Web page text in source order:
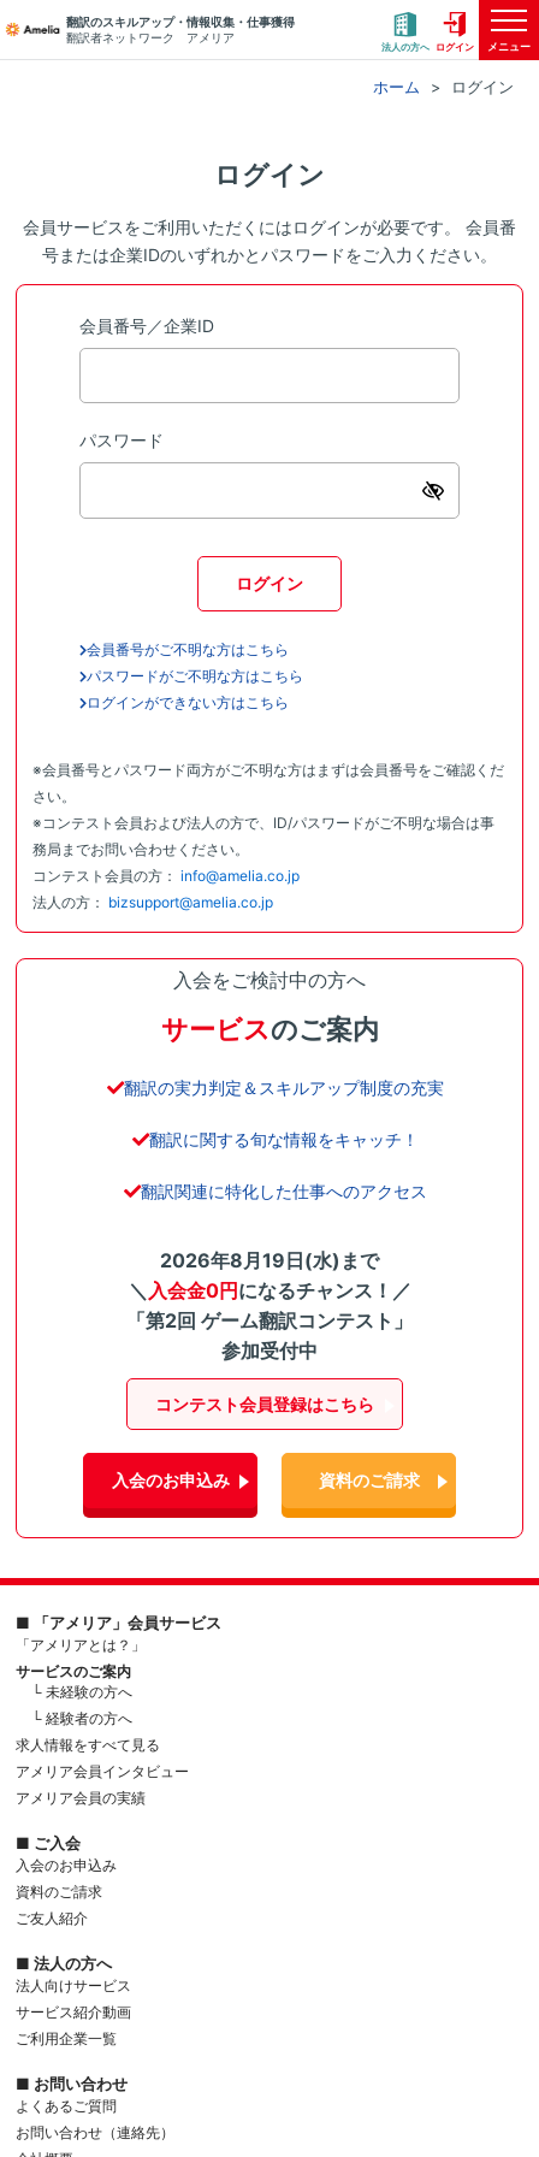
翻訳のスキルアップ・情報収集・仕事獲得
翻訳者ネットワーク アメリア
法人の方へ ログイン メニュー
ホーム ログイン
ログイン
会員サービスをご利用いただくにはログインが必要です。 会員番
号または企業IDのいずれかとパスワードをご入力ください。
会員番号／企業ID
パスワード
ログイン
会員番号がご不明な方はこちら
パスワードがご不明な方はこちら
ログインができない方はこちら
※会員番号とパスワード両方がご不明な方はまずは会員番号をご確認くだ
さい。
※コンテスト会員および法人の方で、ID/パスワードがご不明な場合は事
務局までお問い合わせください。
コンテスト会員の方： info@amelia.co.jp
法人の方： bizsupport@amelia.co.jp
入会をご検討中の方へ
サービスのご案内
翻訳の実力判定＆スキルアップ制度の充実
翻訳に関する旬な情報をキャッチ！
翻訳関連に特化した仕事へのアクセス
2026年8月19日(水)まで
＼ 入会金0円になるチャンス！／
「第2回 ゲーム翻訳コンテスト」
参加受付中
コンテスト会員登録はこちら
入会のお申込み 資料のご請求
■ 「アメリア」会員サービス
「アメリアとは？」
サービスのご案内
└ 未経験の方へ
└ 経験者の方へ
求人情報をすべて見る
アメリア会員インタビュー
アメリア会員の実績
■ ご入会
入会のお申込み
資料のご請求
ご友人紹介
■ 法人の方へ
法人向けサービス
サービス紹介動画
ご利用企業一覧
■ お問い合わせ
よくあるご質問
お問い合わせ（連絡先）